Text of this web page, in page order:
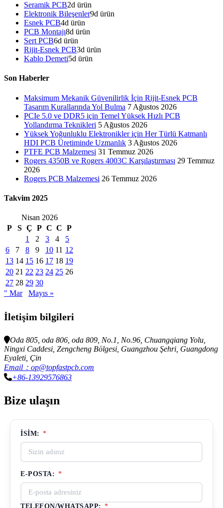
Seramik PCB2d ürün
Elektronik Bileşenler9d ürün
Esnek PCB4d ürün
PCB Montajı8d ürün
Sert PCB6d ürün
Rijit-Esnek PCB3d ürün
Kablo Demeti5d ürün
Son Haberler
Maksimum Mekanik Güvenilirlik İçin Rijit-Esnek PCB
Tasarım Kurallarında Yol Bulma 7 Ağustos 2026
PCIe 5.0 ve DDR5 için Temel Yüksek Hızlı PCB
Yollandırma Teknikleri 5 Ağustos 2026
Yüksek Yoğunluklu Elektronikler için Her Türlü Katmanlı
HDI PCB Üretiminde Uzmanlık 3 Ağustos 2026
PTFE PCB Malzemesi 31 Temmuz 2026
Rogers 4350B ve Rogers 4003C Karşılaştırması 29 Temmuz
2026
Rogers PCB Malzemesi 26 Temmuz 2026
Takvim 2025
Nisan 2026
P
S Ç P C C P
1
2 3 4
5
6
7 8 9 10 11 12
13 14 15 16 17 18 19
20 21 22 23 24 25 26
27 28 29 30
" Mar
Mayıs »
İletişim bilgileri
Oda 805, oda 806, oda 809, No.1, No.96, Chuangqiang Yolu,
Ningxi Caddesi, Zengcheng Bölgesi, Guangzhou Şehri, Guangdong
Eyaleti, Çin
Email：op@topfastpcb.com
+86-13929576863
Bize ulaşın
İSIM: *
E-POSTA: *
TELEFON/WHATSAPP: *